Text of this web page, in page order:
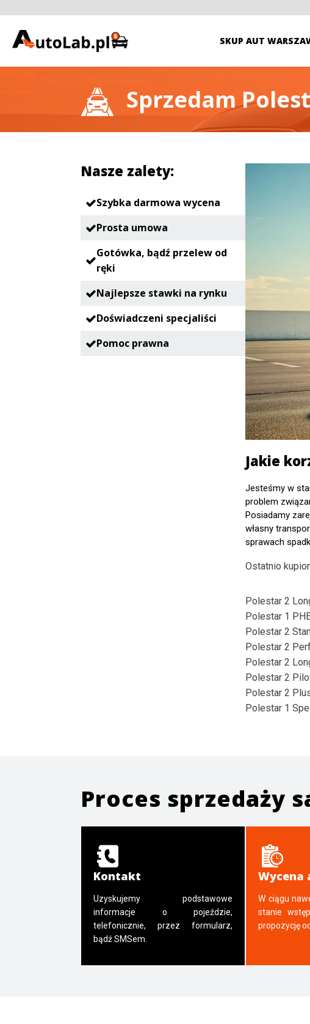
SKUP AUT
Sprzedam
Nasze zalety:
Szybka darmowa wycena
Prosta umowa
Gotówka, bądź przelew od
ręki
Najlepsze stawki na rynku
Doświadczeni specjaliści
Pomoc prawna
Jakie
Jesteśmy w
problem
Posiadamy
własny
sprawach
Ostatnio
Polestar 2
Polestar 1
Polestar 2
Polestar 2
Polestar 2
Polestar 2
Polestar 2
Polestar 1
Proces sprzedaży
Kontakt
Uzyskujemy podstawowe
informacje o pojeździe,
telefonicznie, przez formularz,
bądź SMSem.
Wycena
W ciągu
stanie
propozycję